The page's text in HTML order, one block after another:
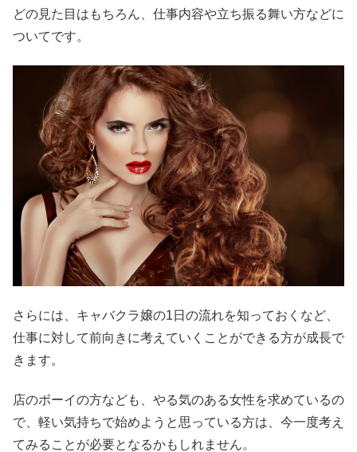
どの見た目はもちろん、仕事内容や立ち振る舞い方などに
ついてです。
さらには、キャバクラ嬢の1日の流れを知っておくなど、
仕事に対して前向きに考えていくことができる方が成長で
きます。
店のボーイの方なども、やる気のある女性を求めているの
で、軽い気持ちで始めようと思っている方は、今一度考え
てみることが必要となるかもしれません。